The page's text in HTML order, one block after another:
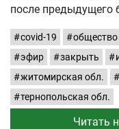
после предыдущего
covid-19 общество
эфир
закрыть
житомирская обл.
тернопольская обл.
Читать